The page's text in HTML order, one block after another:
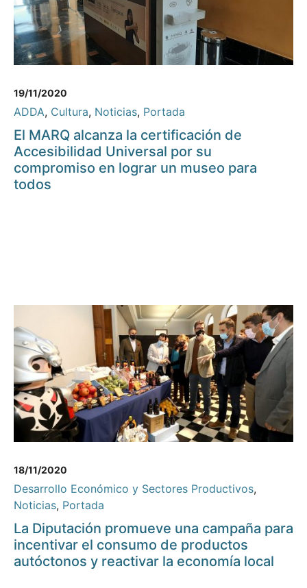
19/11/2020
ADDA, Cultura, Noticias, Portada
El MARQ alcanza la certificación de
Accesibilidad Universal por su
compromiso en lograr un museo para
todos
18/11/2020
Desarrollo Económico y Sectores Productivos,
Noticias, Portada
La Diputación promueve una campaña para
incentivar el consumo de productos
autóctonos y reactivar la economía local